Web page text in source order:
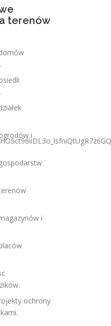
terenów
i
i
ochrony